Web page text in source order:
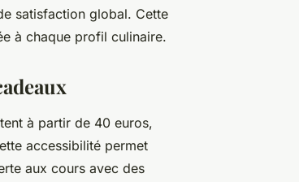
satisfaction global. Cette
à chaque profil culinaire.
à partir de 40 euros,
accessibilité permet
aux cours avec des